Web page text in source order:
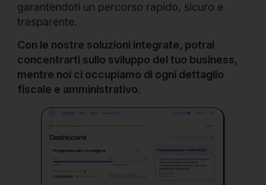
garantendoti un percorso rapido, sicuro e
trasparente.
Con le nostre soluzioni integrate, potrai
concentrarti sullo sviluppo del tuo business,
mentre noi ci occupiamo di ogni dettaglio
fiscale e amministrativo.